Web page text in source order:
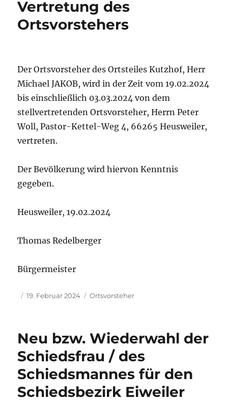
Vertretung des
Ortsvorstehers
Der Ortsvorsteher des Ortsteiles Kutzhof, Herr
Michael JAKOB, wird in der Zeit vom 19.02.2024
bis einschließlich 03.03.2024 von dem
stellvertretenden Ortsvorsteher, Herrn Peter
Woll, Pastor-Kettel-Weg 4, 66265 Heusweiler,
vertreten.
Der Bevölkerung wird hiervon Kenntnis
gegeben.
Heusweiler, 19.02.2024
Thomas Redelberger
Bürgermeister
AutorVeröffentlicht
19. Februar 2024 Kategorien
Ortsvorsteher
Neu bzw. Wiederwahl der
Schiedsfrau / des
Schiedsmannes für den
Schiedsbezirk Eiweiler